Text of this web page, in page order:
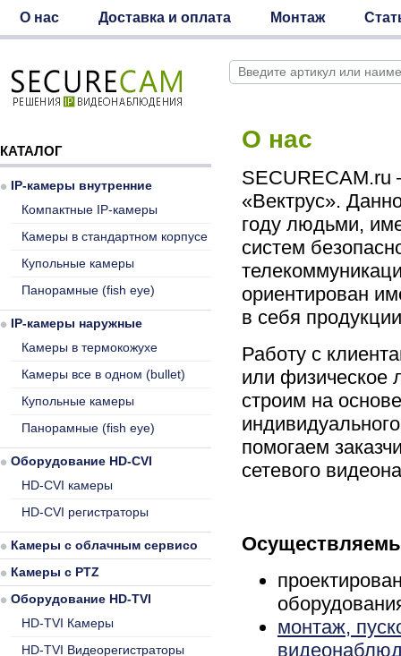
О нас Доставка и оплата Монтаж
О нас
SECURECAM.ru
«Вектрус».
году людьми,
систем
ориентирован
в себя
Работу с
или физическое
строим на
помогаем
сетевого
монтаж,
КАТАЛОГ
IP-камеры внутренние
Компактные IP-камеры
Камеры в стандартном корпусе
Купольные камеры
Панорамные (fish eye)
IP-камеры наружные
Камеры в термокожухе
Камеры все в одном (bullet)
Купольные камеры
Панорамные (fish eye)
Оборудование HD-CVI
HD-CVI камеры
HD-CVI регистраторы
Камеры с облачным сервисом
Камеры с PTZ
Оборудование HD-TVI
HD-TVI Камеры
HD-TVI Видеорегистраторы